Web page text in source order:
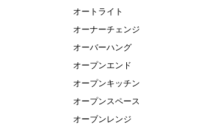
オートライト
オーナーチェンジ
オーバーハング
オープンエンド
オープンキッチン
オープンスペース
オーブンレンジ